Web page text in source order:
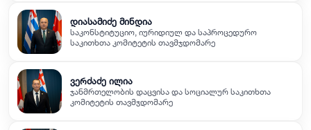
დიასამიძე მინდია
საკონსტიტუციო, იურიდიულ და საპროცედურო
საკითხთა კომიტეტის თავმჯდომარე
ვერძაძე ილია
ჯანმრთელობის დაცვისა და სოციალურ საკითხთა
კომიტეტის თავმჯდომარე